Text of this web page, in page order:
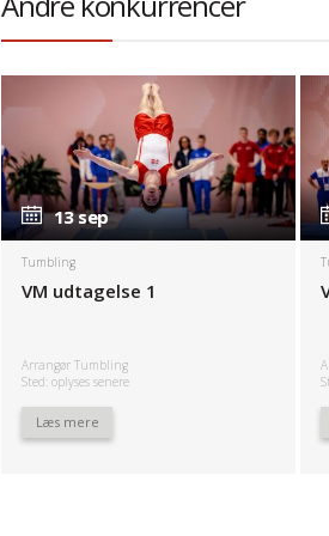
13 sep
13 sep
Tumbling
VM udtagelse 1
Arrangør Tumbling
Sted: oplyses senere
Læs mere